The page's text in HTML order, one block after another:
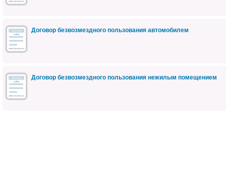
Договор безвозмездного пользования автомобилем
Договор безвозмездного пользования нежилым помещением